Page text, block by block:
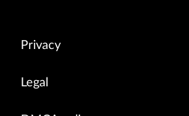
Privacy
Legal